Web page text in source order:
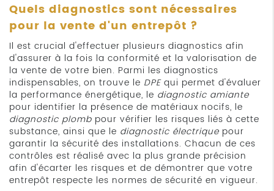
Quels diagnostics sont nécessaires
pour la vente d'un entrepôt ?
Il est crucial d'effectuer plusieurs diagnostics afin
d'assurer à la fois la conformité et la valorisation de
la vente de votre bien. Parmi les diagnostics
indispensables, on trouve le DPEqui permet d'évaluer
la performance énergétique, le diagnostic amiante
pour identifier la présence de matériaux nocifs, le
diagnostic plomb pour vérifier les risques liés à cette
substance, ainsi que le diagnostic électrique pour
garantir la sécurité des installations. Chacun de ces
contrôles est réalisé avec la plus grande précision
afin d'écarter les risques et de démontrer que votre
entrepôt respecte les normes de sécurité en vigueur.